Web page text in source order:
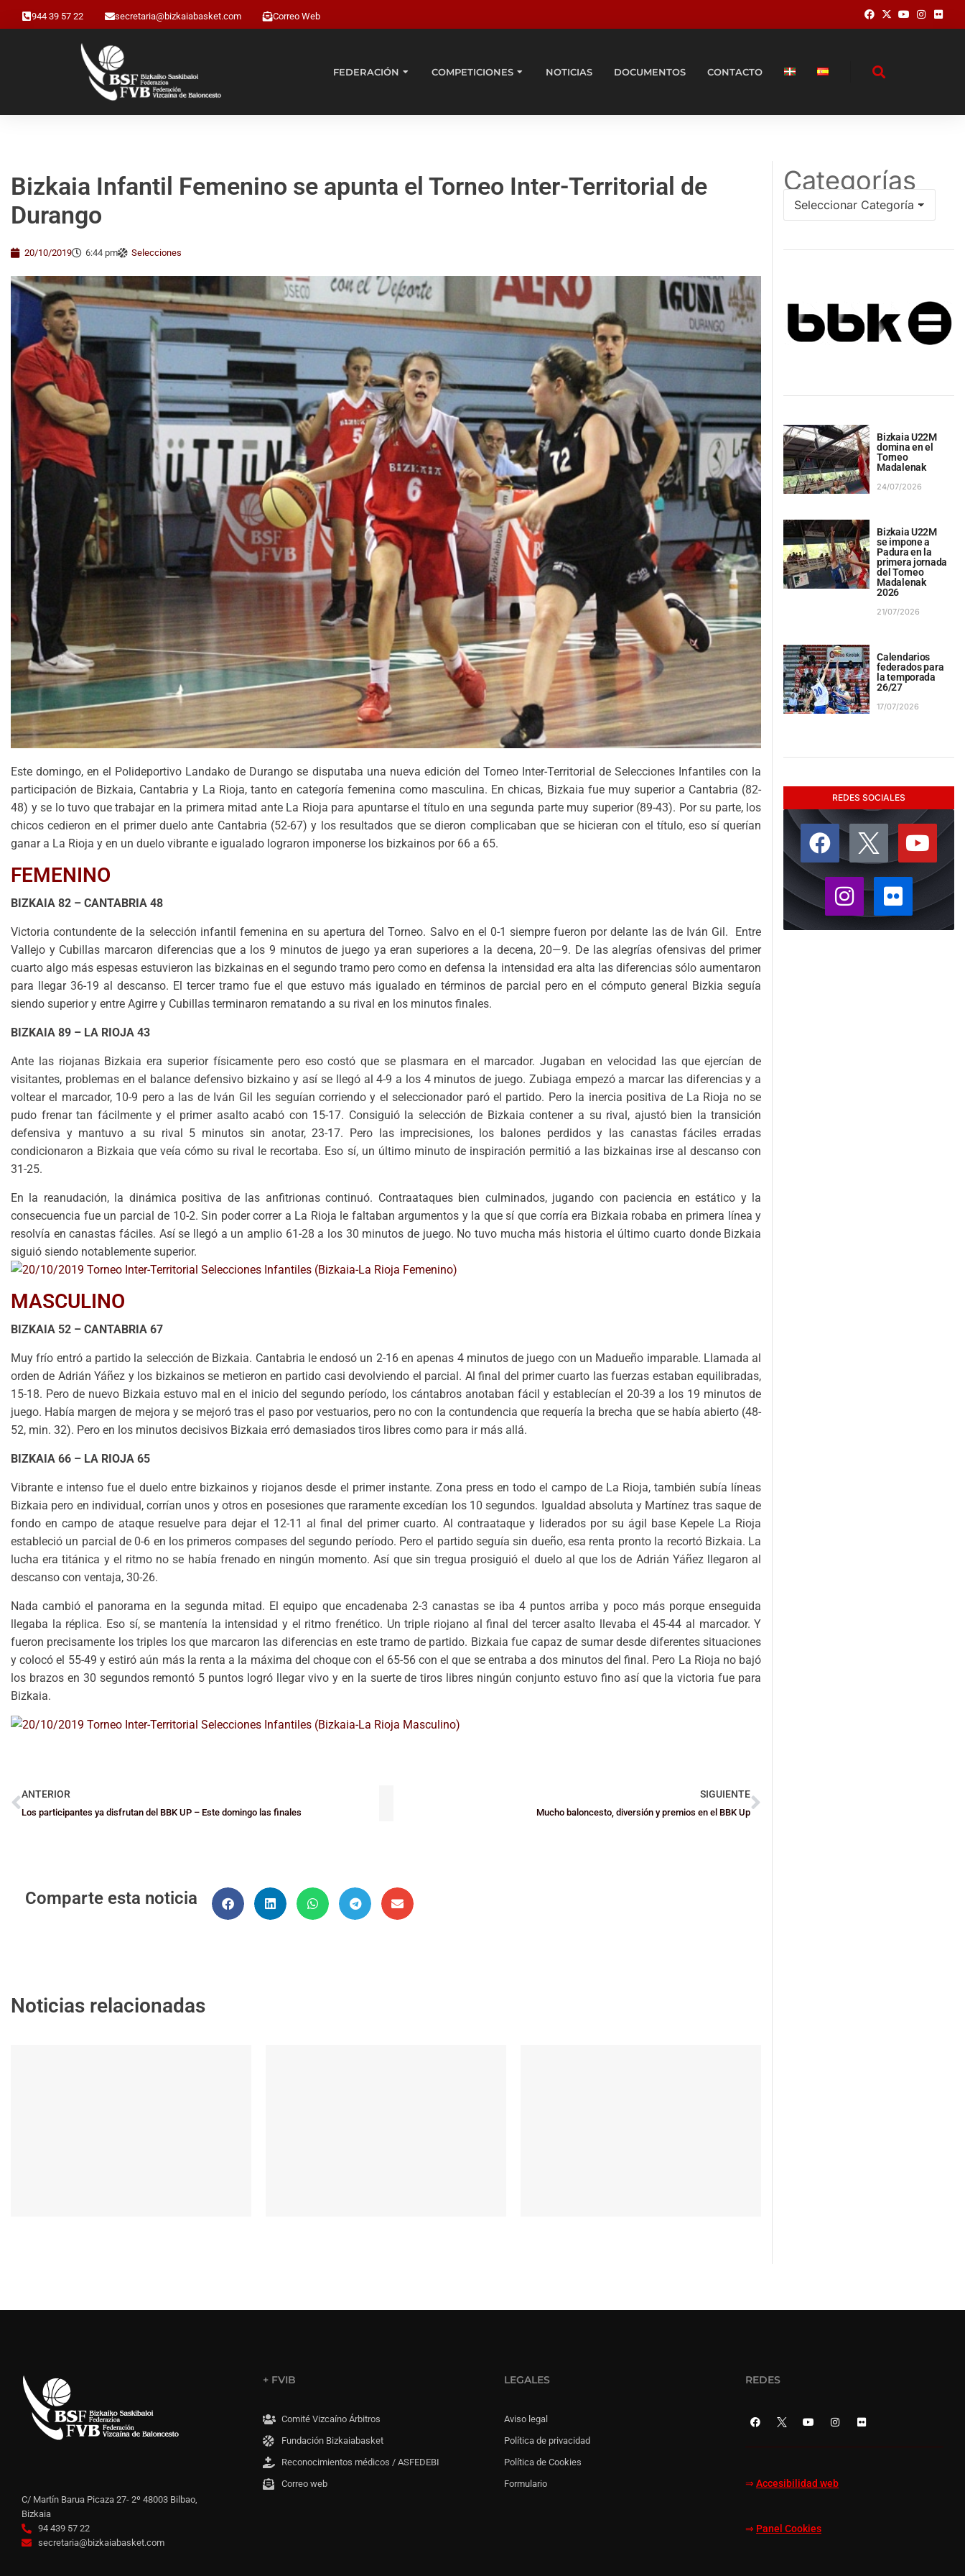
944 39 57 22 secretaria@bizkaiabasket.com Correo Web
FEDERACIÓN COMPETICIONES NOTICIAS DOCUMENTOS CONTACTO
Bizkaia Infantil Femenino se apunta el Torneo Inter-Territorial de
Durango
20/10/2019 6:44 pm Selecciones
Este domingo, en el Polideportivo Landako de Durango se disputaba una nueva edición del Torneo Inter-Territorial de Selecciones Infantiles con la
participación de Bizkaia, Cantabria y La Rioja, tanto en categoría femenina como masculina. En chicas, Bizkaia fue muy superior a Cantabria (82-
48) y se lo tuvo que trabajar en la primera mitad ante La Rioja para apuntarse el título en una segunda parte muy superior (89-43). Por su parte, los
chicos cedieron en el primer duelo ante Cantabria (52-67) y los resultados que se dieron complicaban que se hicieran con el título, eso sí querían
ganar a La Rioja y en un duelo vibrante e igualado lograron imponerse los bizkainos por 66 a 65.
FEMENINO
BIZKAIA 82 – CANTABRIA 48
Victoria contundente de la selección infantil femenina en su apertura del Torneo. Salvo en el 0-1 siempre fueron por delante las de Iván Gil. Entre
Vallejo y Cubillas marcaron diferencias que a los 9 minutos de juego ya eran superiores a la decena, 20—9. De las alegrías ofensivas del primer
cuarto algo más espesas estuvieron las bizkainas en el segundo tramo pero como en defensa la intensidad era alta las diferencias sólo aumentaron
para llegar 36-19 al descanso. El tercer tramo fue el que estuvo más igualado en términos de parcial pero en el cómputo general Bizkia seguía
siendo superior y entre Agirre y Cubillas terminaron rematando a su rival en los minutos finales.
BIZKAIA 89 – LA RIOJA 43
Ante las riojanas Bizkaia era superior físicamente pero eso costó que se plasmara en el marcador. Jugaban en velocidad las que ejercían de
visitantes, problemas en el balance defensivo bizkaino y así se llegó al 4-9 a los 4 minutos de juego. Zubiaga empezó a marcar las diferencias y a
voltear el marcador, 10-9 pero a las de Iván Gil les seguían corriendo y el seleccionador paró el partido. Pero la inercia positiva de La Rioja no se
pudo frenar tan fácilmente y el primer asalto acabó con 15-17. Consiguió la selección de Bizkaia contener a su rival, ajustó bien la transición
defensiva y mantuvo a su rival 5 minutos sin anotar, 23-17. Pero las imprecisiones, los balones perdidos y las canastas fáciles erradas
condicionaron a Bizkaia que veía cómo su rival le recortaba. Eso sí, un último minuto de inspiración permitió a las bizkainas irse al descanso con
31-25.
En la reanudación, la dinámica positiva de las anfitrionas continuó. Contraataques bien culminados, jugando con paciencia en estático y la
consecuencia fue un parcial de 10-2. Sin poder correr a La Rioja le faltaban argumentos y la que sí que corría era Bizkaia robaba en primera línea y
resolvía en canastas fáciles. Así se llegó a un amplio 61-28 a los 30 minutos de juego. No tuvo mucha más historia el último cuarto donde Bizkaia
siguió siendo notablemente superior.
MASCULINO
BIZKAIA 52 – CANTABRIA 67
Muy frío entró a partido la selección de Bizkaia. Cantabria le endosó un 2-16 en apenas 4 minutos de juego con un Madueño imparable. Llamada al
orden de Adrián Yáñez y los bizkainos se metieron en partido casi devolviendo el parcial. Al final del primer cuarto las fuerzas estaban equilibradas,
15-18. Pero de nuevo Bizkaia estuvo mal en el inicio del segundo período, los cántabros anotaban fácil y establecían el 20-39 a los 19 minutos de
juego. Había margen de mejora y se mejoró tras el paso por vestuarios, pero no con la contundencia que requería la brecha que se había abierto (48-
52, min. 32). Pero en los minutos decisivos Bizkaia erró demasiados tiros libres como para ir más allá.
BIZKAIA 66 – LA RIOJA 65
Vibrante e intenso fue el duelo entre bizkainos y riojanos desde el primer instante. Zona press en todo el campo de La Rioja, también subía líneas
Bizkaia pero en individual, corrían unos y otros en posesiones que raramente excedían los 10 segundos. Igualdad absoluta y Martínez tras saque de
fondo en campo de ataque resuelve para dejar el 12-11 al final del primer cuarto. Al contraataque y liderados por su ágil base Kepele La Rioja
estableció un parcial de 0-6 en los primeros compases del segundo período. Pero el partido seguía sin dueño, esa renta pronto la recortó Bizkaia. La
lucha era titánica y el ritmo no se había frenado en ningún momento. Así que sin tregua prosiguió el duelo al que los de Adrián Yáñez llegaron al
descanso con ventaja, 30-26.
Nada cambió el panorama en la segunda mitad. El equipo que encadenaba 2-3 canastas se iba 4 puntos arriba y poco más porque enseguida
llegaba la réplica. Eso sí, se mantenía la intensidad y el ritmo frenético. Un triple riojano al final del tercer asalto llevaba el 45-44 al marcador. Y
fueron precisamente los triples los que marcaron las diferencias en este tramo de partido. Bizkaia fue capaz de sumar desde diferentes situaciones
y colocó el 55-49 y estiró aún más la renta a la máxima del choque con el 65-56 con el que se entraba a dos minutos del final. Pero La Rioja no bajó
los brazos en 30 segundos remontó 5 puntos logró llegar vivo y en la suerte de tiros libres ningún conjunto estuvo fino así que la victoria fue para
Bizkaia.
ANTERIOR
Los participantes ya disfrutan del BBK UP – Este domingo las finales
SIGUIENTE
Mucho baloncesto, diversión y premios en el BBK Up
Comparte esta noticia
Noticias relacionadas
Categorías
Bizkaia U22M
domina en el
Torneo
Madalenak
24/07/2026
Bizkaia U22M
se impone a
Padura en la
primera jornada
del Torneo
Madalenak
2026
21/07/2026
Calendarios
federados para
la temporada
26/27
17/07/2026
REDES SOCIALES
C/ Martín Barua Picaza 27- 2º 48003 Bilbao,
Bizkaia
94 439 57 22
secretaria@bizkaiabasket.com
+ FVIB
Comité Vizcaíno Árbitros
Fundación Bizkaiabasket
Reconocimientos médicos / ASFEDEBI
Correo web
LEGALES
Aviso legal
Política de privacidad
Política de Cookies
Formulario
REDES
⇒ Accesibilidad web
⇒ Panel Cookies